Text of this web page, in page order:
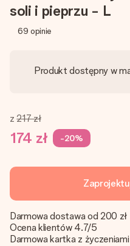
soli i pieprzu - L
69 opinie
Produkt dostępny w
z 217 zł
174 zł -20%
Darmowa dostawa od 200 zł
Ocena klientów 4.7/5
Darmowa kartka z życzeniami